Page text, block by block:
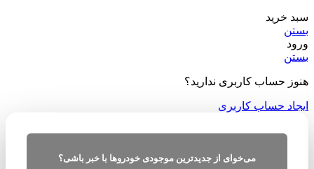
سبد خرید
بستن
ورود
بستن
هنوز حساب کاربری ندارید؟
ایجاد حساب کاربری
می‌خوای از جدیدترین موجودی خودروها با خبر باشی؟